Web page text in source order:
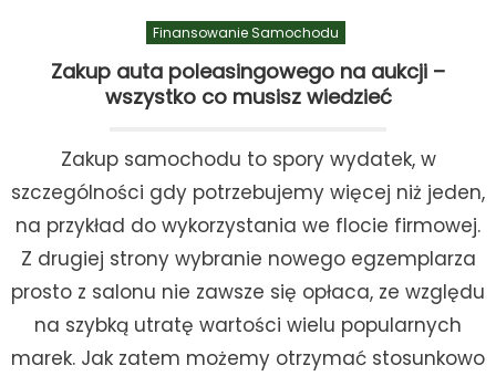
Finansowanie Samochodu
Zakup auta poleasingowego na aukcji –
wszystko co musisz wiedzieć
Zakup samochodu to spory wydatek, w
szczególności gdy potrzebujemy więcej niż jeden,
na przykład do wykorzystania we flocie firmowej.
Z drugiej strony wybranie nowego egzemplarza
prosto z salonu nie zawsze się opłaca, ze względu
na szybką utratę wartości wielu popularnych
marek. Jak zatem możemy otrzymać stosunkowo